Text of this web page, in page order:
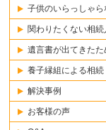
子供のいらっしゃ
関わりたくない相
遺言書が出てきた
養子縁組による相
解決事例
お客様の声